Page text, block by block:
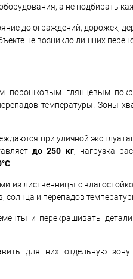
а не подбирать
до ограждений, дорожек,
не возникло лишних
порошковым глянцевым
температуры. Зоны
при уличной
до 250 кг, нагрузка
.
из лиственницы с
солнца и перепадов
и перекрашивать
для них отдельную